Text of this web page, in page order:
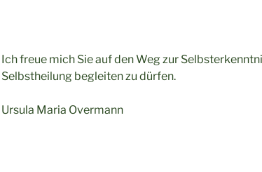
Ich freue mich Sie auf den Weg zur
Selbstheilung begleiten zu dürfen.
Ursula Maria Overmann